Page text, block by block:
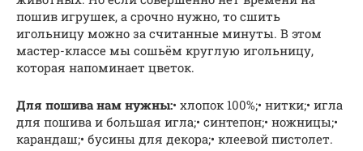
пошив игрушек, а срочно нужно, то сшить
игольницу можно за считанные минуты. В этом
мастер-классе мы сошьём круглую игольницу,
которая напоминает цветок.
Для пошива нам нужны:• хлопок 100%;• нитки;• игла
для пошива и большая игла;• синтепон;• ножницы;•
карандаш;• бусины для декора;• клеевой пистолет.